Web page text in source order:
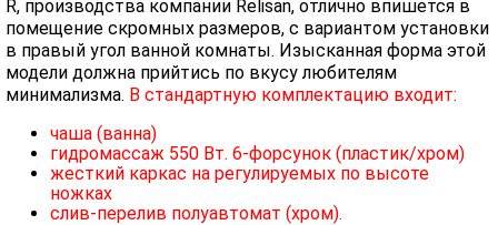
R, производства компании Relisan, отлично впишется в
помещение скромных размеров, с вариантом установки
в правый угол ванной комнаты. Изысканная форма этой
модели должна прийтись по вкусу любителям
минимализма. В стандартную комплектацию входит:
чаша (ванна)
гидромассаж 550 Вт. 6-форсунок (пластик/хром)
жесткий каркас на регулируемых по высоте
ножках
слив-перелив полуавтомат (хром).